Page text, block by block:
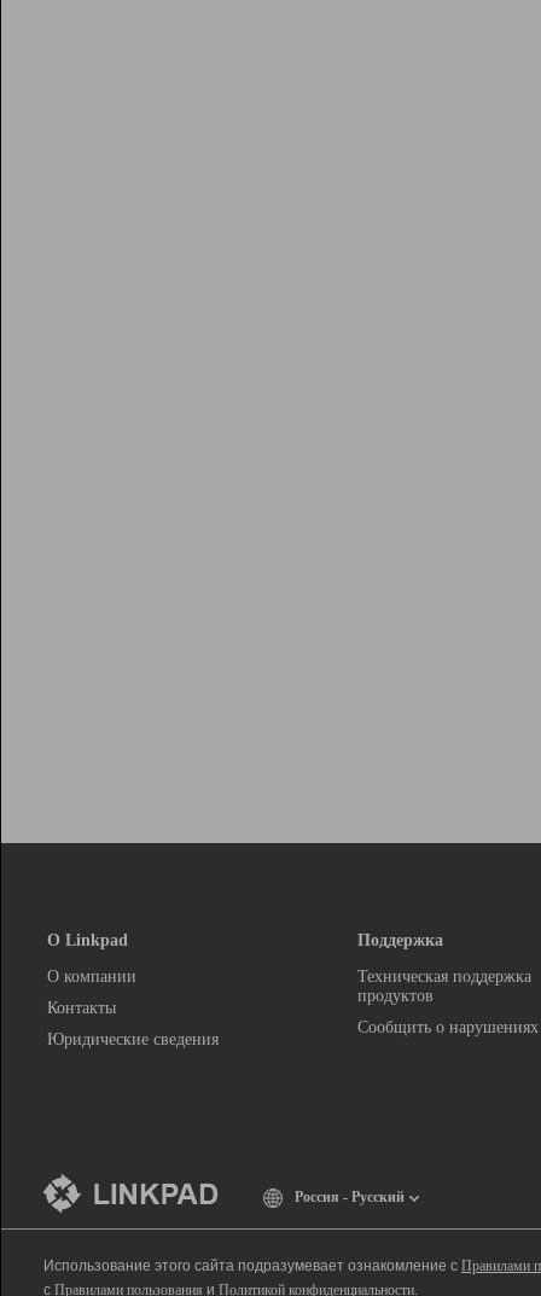
О Linkpad
О компании
Контакты
Юридические сведения
Поддержка
Техническая поддержка
продуктов
Сообщить о нарушениях
Россия - Русский
Использование этого сайта подразумевает ознакомление с Правилами
с Правилами пользования и Политикой конфиденциальности.